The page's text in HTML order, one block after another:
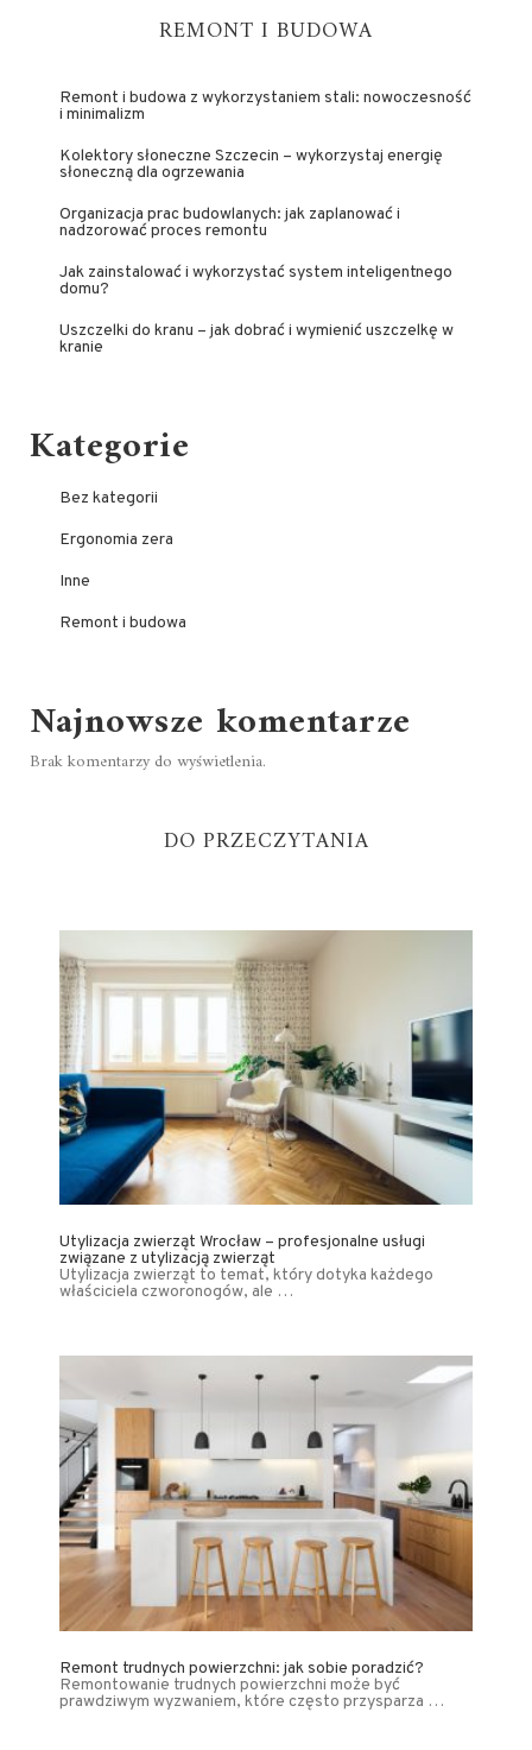
REMONT I BUDOWA
Remont i budowa z wykorzystaniem stali: nowoczesność
i minimalizm
Kolektory słoneczne Szczecin – wykorzystaj energię
słoneczną dla ogrzewania
Organizacja prac budowlanych: jak zaplanować i
nadzorować proces remontu
Jak zainstalować i wykorzystać system inteligentnego
domu?
Uszczelki do kranu – jak dobrać i wymienić uszczelkę w
kranie
Kategorie
Bez kategorii
Ergonomia zera
Inne
Remont i budowa
Najnowsze komentarze
Brak komentarzy do wyświetlenia.
DO PRZECZYTANIA
Utylizacja zwierząt Wrocław – profesjonalne usługi
związane z utylizacją zwierząt
Utylizacja zwierząt to temat, który dotyka każdego
właściciela czworonogów, ale …
Remont trudnych powierzchni: jak sobie poradzić?
Remontowanie trudnych powierzchni może być
prawdziwym wyzwaniem, które często przysparza …